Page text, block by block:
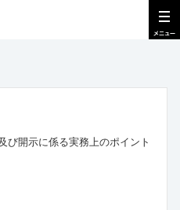
び開示に係る実務上のポイント